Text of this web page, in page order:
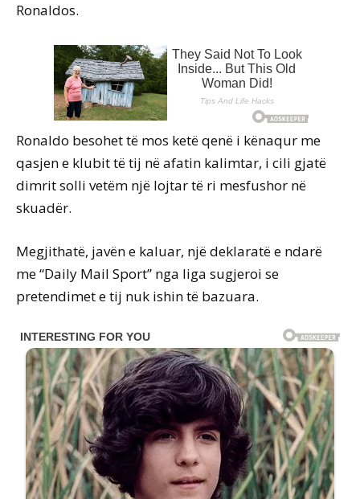
Ronaldos.
Ronaldo besohet të mos ketë qenë i kënaqur me
qasjen e klubit të tij në afatin kalimtar, i cili gjatë
dimrit solli vetëm një lojtar të ri mesfushor në
skuadër.
Megjithatë, javën e kaluar, një deklaratë e ndarë
me “Daily Mail Sport” nga liga sugjeroi se
pretendimet e tij nuk ishin të bazuara.